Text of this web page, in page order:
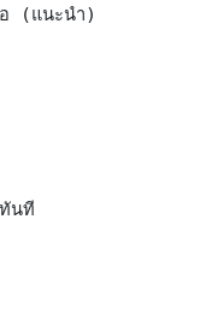
(แนะนำ)
นที